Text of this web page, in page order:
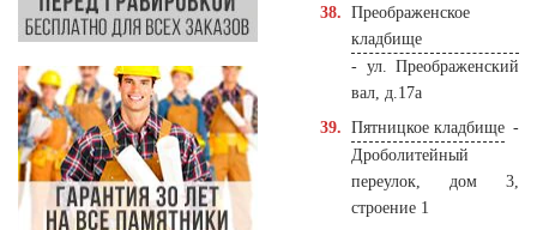
Преображенское
кладбище
- ул. Преображенский
вал, д.17а
Пятницкое кладбище -
Дроболитейный
переулок, дом 3,
строение 1